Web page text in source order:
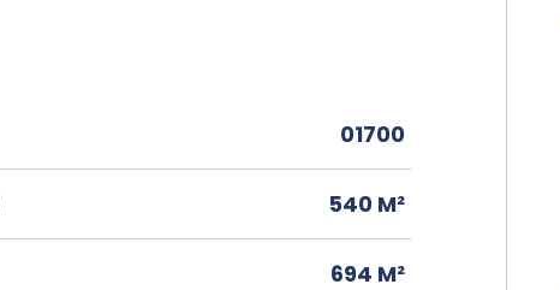
01700
540 M²
694 M²